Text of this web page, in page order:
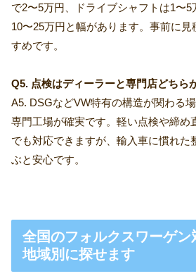
で2〜5万円、ドライブシャフトは1〜
10〜25万円と幅があります。事前に
すめです。
Q5. 点検はディーラーと専門店どちら
A5. DSGなどVW特有の構造が関わる
専門工場が確実です。軽い点検や締め
でも対応できますが、輸入車に慣れた
ぶと安心です。
全国のフォルクスワーゲン
地域別に探せます